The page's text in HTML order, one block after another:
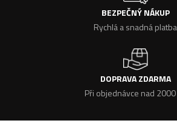
BEZPEČNÝ NÁKUP
Rychlá a snadná platba
DOPRAVA ZDARMA
Při objednávce nad 2000